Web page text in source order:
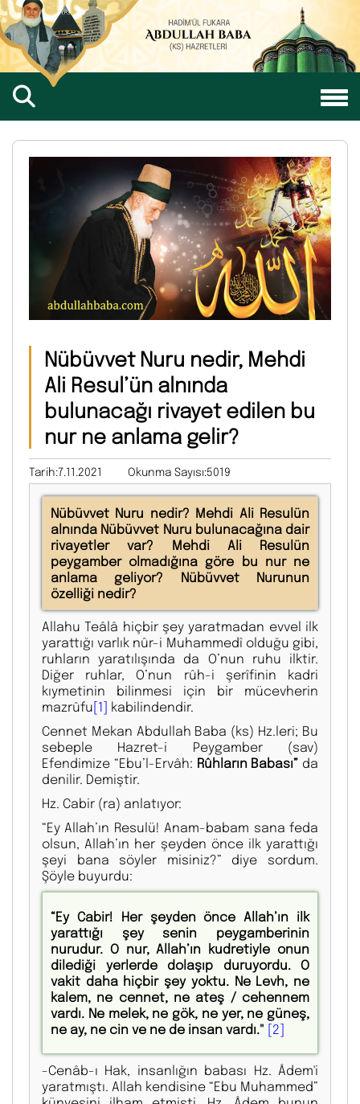
Nübüvvet Nuru nedir, Mehdi
Ali Resul’ün alnında
bulunacağı rivayet edilen bu
nur ne anlama gelir?
Tarih:7.11.2021 Okunma Sayısı:5019
Nübüvvet Nuru nedir? Mehdi Ali Resulün
alnında Nübüvvet Nuru bulunacağına dair
rivayetler var? Mehdi Ali Resulün
peygamber olmadığına göre bu nur ne
anlama geliyor? Nübüvvet Nurunun
özelliği nedir?
Allahu Teâlâ hiçbir şey yaratmadan evvel ilk
yarattığı varlık nûr-i Muhammedî olduğu gibi,
ruhların yaratılışında da O’nun ruhu ilktir.
Diğer ruhlar, O’nun rûh-i şerîfinin kadri
kıymetinin bilinmesi için bir mücevherin
mazrûfu[1] kabilindendir.
Cennet Mekan Abdullah Baba (ks) Hz.leri; Bu
sebeple Hazret-i Peygamber (sav)
Efendimize “Ebu’l-Ervâh: Rûhların Babası” da
denilir. Demiştir.
Hz. Cabir (ra) anlatıyor:
“Ey Allah’ın Resulü! Anam-babam sana feda
olsun, Allah’ın her şeyden önce ilk yarattığı
şeyi bana söyler misiniz?” diye sordum.
Şöyle buyurdu:
“Ey Cabir! Her şeyden önce Allah’ın ilk
yarattığı şey senin peygamberinin
nurudur. O nur, Allah’ın kudretiyle onun
dilediği yerlerde dolaşıp duruyordu. O
vakit daha hiçbir şey yoktu. Ne Levh, ne
kalem, ne cennet, ne ateş / cehennem
vardı. Ne melek, ne gök, ne yer, ne güneş,
ne ay, ne cin ve ne de insan vardı." [2]
-Cenâb-ı Hak, insanlığın babası Hz. Âdem'i
yaratmıştı. Allah kendisine “Ebu Muhammed”